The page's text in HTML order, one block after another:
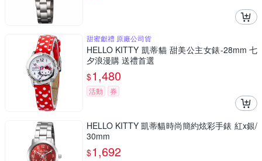
甜蜜獻禮 原廠公司貨
HELLO KITTY 凱蒂貓 甜美公主女錶-28mm 七
夕浪漫購 送禮首選
$1,480
活動 券
HELLO KITTY 凱蒂貓時尚簡約炫彩手錶 紅x銀/
30mm
$1,692